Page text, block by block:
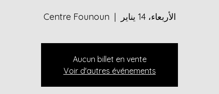
الأربعاء، 14 يناير
  |
Centre Founoun
Aucun billet en vente
Voir d'autres événements